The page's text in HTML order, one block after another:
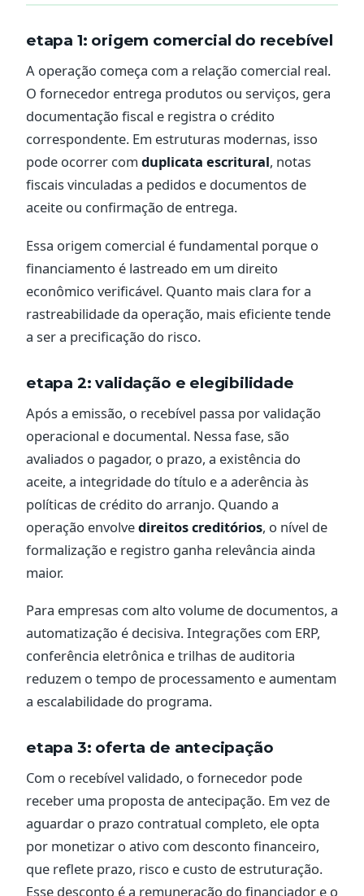
etapa 1: origem comercial do recebível
A operação começa com a relação comercial real.
O fornecedor entrega produtos ou serviços, gera
documentação fiscal e registra o crédito
correspondente. Em estruturas modernas, isso
pode ocorrer com duplicata escritural, notas
fiscais vinculadas a pedidos e documentos de
aceite ou confirmação de entrega.
Essa origem comercial é fundamental porque o
financiamento é lastreado em um direito
econômico verificável. Quanto mais clara for a
rastreabilidade da operação, mais eficiente tende
a ser a precificação do risco.
etapa 2: validação e elegibilidade
Após a emissão, o recebível passa por validação
operacional e documental. Nessa fase, são
avaliados o pagador, o prazo, a existência do
aceite, a integridade do título e a aderência às
políticas de crédito do arranjo. Quando a
operação envolvedireitos creditórios, o nível de
formalização e registro ganha relevância ainda
maior.
Para empresas com alto volume de documentos, a
automatização é decisiva. Integrações com ERP,
conferência eletrônica e trilhas de auditoria
reduzem o tempo de processamento e aumentam
a escalabilidade do programa.
etapa 3: oferta de antecipação
Com o recebível validado, o fornecedor pode
receber uma proposta de antecipação. Em vez de
aguardar o prazo contratual completo, ele opta
por monetizar o ativo com desconto financeiro,
que reflete prazo, risco e custo de estruturação.
Esse desconto é a remuneração do financiador e o